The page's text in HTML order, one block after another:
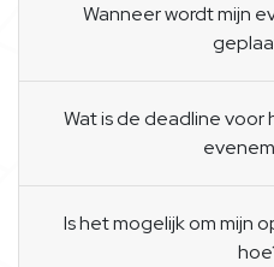
Wanneer wordt mijn
Wat is de deadline
Is het mogelijk om mijn